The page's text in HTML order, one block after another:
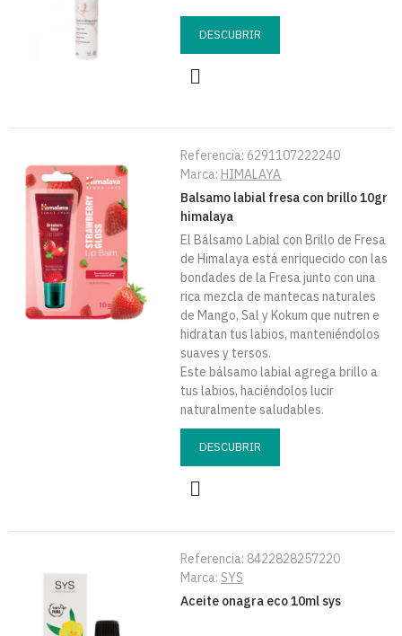
DESCUBRIR
Referencia: 6291107222240
Marca: HIMALAYA
Balsamo labial fresa con brillo 10gr
himalaya
El Bálsamo Labial con Brillo de Fresa
de Himalaya está enriquecido con las
bondades de la Fresa junto con una
rica mezcla de mantecas naturales
de Mango, Sal y Kokum que nutren e
hidratan tus labios, manteniéndolos
suaves y tersos.
Este bálsamo labial agrega brillo a
tus labios, haciéndolos lucir
naturalmente saludables.
DESCUBRIR
Referencia: 8422828257220
Marca: SYS
Aceite onagra eco 10ml sys